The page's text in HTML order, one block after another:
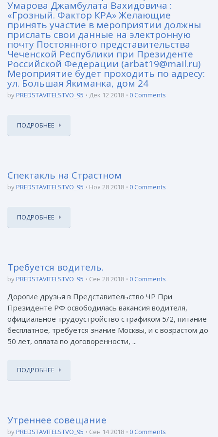
Умарова Джамбулата Вахидовича :
«Грозный. Фактор КРА» Желающие
принять участие в мероприятии должны
прислать свои данные на электронную
почту Постоянного представительства
Чеченской Республики при Президенте
Российской Федерации (arbat19@mail.ru)
Мероприятие будет проходить по адресу:
ул. Большая Якиманка, дом 24
byPREDSTAVITELSTVO_95 Дек 12 2018 0 Comments
ПОДРОБНЕЕ
Спектакль на Страстном
byPREDSTAVITELSTVO_95 Ноя 28 2018 0 Comments
ПОДРОБНЕЕ
Требуется водитель.
byPREDSTAVITELSTVO_95 Сен 28 2018 0 Comments
Дорогие друзья в Представительство ЧР При
Президенте РФ освободилась вакансия водителя,
официальное трудоустройство с графиком 5/2, питание
бесплатное, требуется знание Москвы, и с возрастом до
50 лет, оплата по договоренности, ...
ПОДРОБНЕЕ
Утреннее совещание
byPREDSTAVITELSTVO_95 Сен 14 2018 0 Comments